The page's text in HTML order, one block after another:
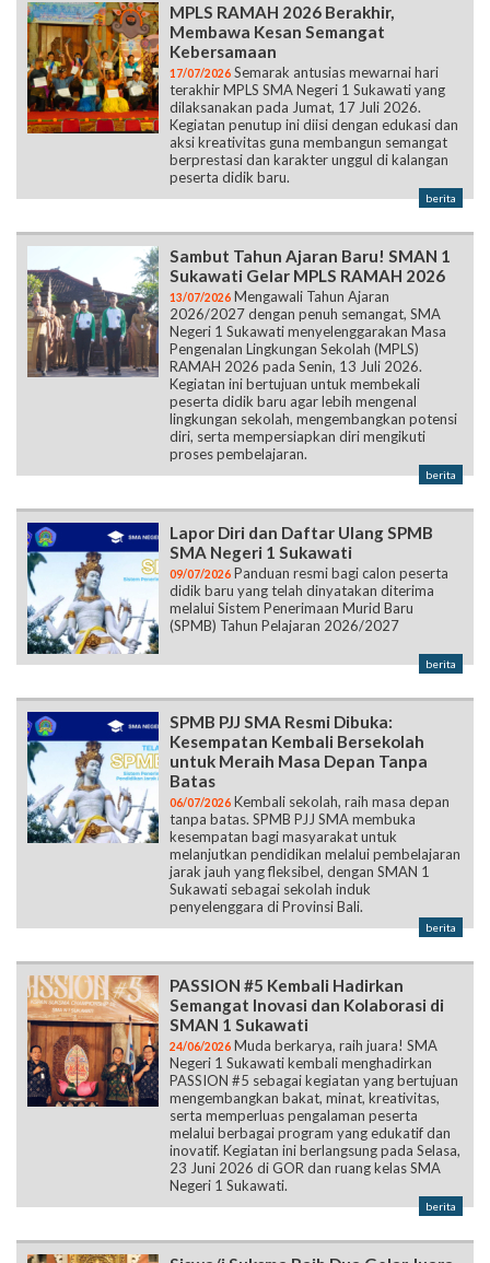
MPLS RAMAH 2026 Berakhir,
Membawa Kesan Semangat
Kebersamaan
17/07/2026 Semarak antusias mewarnai hari
terakhir MPLS SMA Negeri 1 Sukawati yang
dilaksanakan pada Jumat, 17 Juli 2026.
Kegiatan penutup ini diisi dengan edukasi dan
aksi kreativitas guna membangun semangat
berprestasi dan karakter unggul di kalangan
peserta didik baru.
berita
Sambut Tahun Ajaran Baru! SMAN 1
Sukawati Gelar MPLS RAMAH 2026
13/07/2026 Mengawali Tahun Ajaran
2026/2027 dengan penuh semangat, SMA
Negeri 1 Sukawati menyelenggarakan Masa
Pengenalan Lingkungan Sekolah (MPLS)
RAMAH 2026 pada Senin, 13 Juli 2026.
Kegiatan ini bertujuan untuk membekali
peserta didik baru agar lebih mengenal
lingkungan sekolah, mengembangkan potensi
diri, serta mempersiapkan diri mengikuti
proses pembelajaran.
berita
Lapor Diri dan Daftar Ulang SPMB
SMA Negeri 1 Sukawati
09/07/2026 Panduan resmi bagi calon peserta
didik baru yang telah dinyatakan diterima
melalui Sistem Penerimaan Murid Baru
(SPMB) Tahun Pelajaran 2026/2027
berita
SPMB PJJ SMA Resmi Dibuka:
Kesempatan Kembali Bersekolah
untuk Meraih Masa Depan Tanpa
Batas
06/07/2026 Kembali sekolah, raih masa depan
tanpa batas. SPMB PJJ SMA membuka
kesempatan bagi masyarakat untuk
melanjutkan pendidikan melalui pembelajaran
jarak jauh yang fleksibel, dengan SMAN 1
Sukawati sebagai sekolah induk
penyelenggara di Provinsi Bali.
berita
PASSION #5 Kembali Hadirkan
Semangat Inovasi dan Kolaborasi di
SMAN 1 Sukawati
24/06/2026 Muda berkarya, raih juara! SMA
Negeri 1 Sukawati kembali menghadirkan
PASSION #5 sebagai kegiatan yang bertujuan
mengembangkan bakat, minat, kreativitas,
serta memperluas pengalaman peserta
melalui berbagai program yang edukatif dan
inovatif. Kegiatan ini berlangsung pada Selasa,
23 Juni 2026 di GOR dan ruang kelas SMA
Negeri 1 Sukawati.
berita